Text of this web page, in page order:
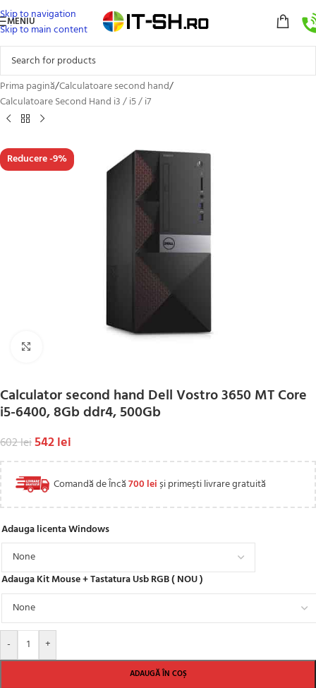
Skip to navigation
Skip to main content
MENIU
Prima pagină/Calculatoare second hand/
Calculatoare Second Hand i3 / i5 / i7
Reducere -9%
Calculator second hand Dell Vostro 3650 MT Core
i5-6400, 8Gb ddr4, 500Gb
602lei542lei
Comandă de Încă700 leiși primești livrare gratuită
Adauga licenta Windows
Adauga Kit Mouse + Tastatura Usb RGB ( NOU )
- +
ADAUGĂ ÎN COȘ